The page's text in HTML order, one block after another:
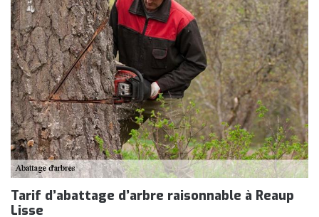
Tarif d’abattage d’arbre raisonnable à Reaup
Lisse